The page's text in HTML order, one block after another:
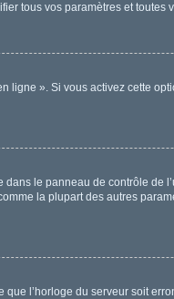
tous vos paramètres et toutes
ligne ». Si vous activez cette
le panneau de contrôle de
la plupart des autres
l’horloge du serveur soit